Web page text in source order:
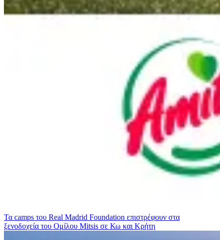
Τα camps του Real Madrid Foundation επιστρέφουν στα
ξενοδοχεία του Ομίλου Mitsis σε Κω και Κρήτη